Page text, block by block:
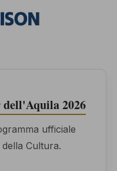
2026
ufficiale
della Cultura.